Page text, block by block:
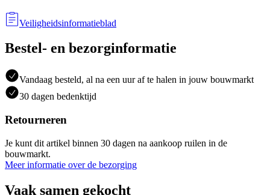
Veiligheidsinformatieblad
Bestel- en bezorginformatie
Vandaag besteld, al na een uur af te halen in jouw bouwmarkt
30 dagen bedenktijd
Retourneren
Je kunt dit artikel binnen 30 dagen na aankoop ruilen in de
bouwmarkt.
Meer informatie over de bezorging
Vaak samen gekocht